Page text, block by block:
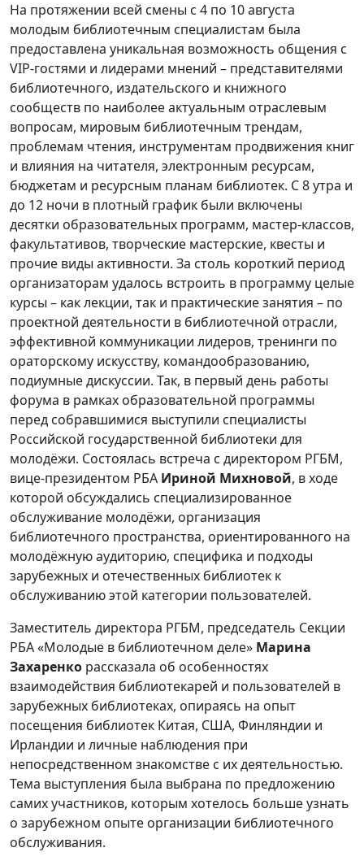
На протяжении всей смены с 4 по 10 августа
молодым библиотечным специалистам была
предоставлена уникальная возможность общения с
VIP-гостями и лидерами мнений – представителями
библиотечного, издательского и книжного
сообществ по наиболее актуальным отраслевым
вопросам, мировым библиотечным трендам,
проблемам чтения, инструментам продвижения книг
и влияния на читателя, электронным ресурсам,
бюджетам и ресурсным планам библиотек. С 8 утра и
до 12 ночи в плотный график были включены
десятки образовательных программ, мастер-классов,
факультативов, творческие мастерские, квесты и
прочие виды активности. За столь короткий период
организаторам удалось встроить в программу целые
курсы – как лекции, так и практические занятия – по
проектной деятельности в библиотечной отрасли,
эффективной коммуникации лидеров, тренинги по
ораторскому искусству, командообразованию,
подиумные дискуссии. Так, в первый день работы
форума в рамках образовательной программы
перед собравшимися выступили специалисты
Российской государственной библиотеки для
молодёжи. Состоялась встреча с директором РГБМ,
вице-президентом РБА Ириной Михновой, в ходе
которой обсуждались специализированное
обслуживание молодёжи, организация
библиотечного пространства, ориентированного на
молодёжную аудиторию, специфика и подходы
зарубежных и отечественных библиотек к
обслуживанию этой категории пользователей.
Заместитель директора РГБМ, председатель Секции
РБА «Молодые в библиотечном деле» Марина
Захаренко рассказала об особенностях
взаимодействия библиотекарей и пользователей в
зарубежных библиотеках, опираясь на опыт
посещения библиотек Китая, США, Финляндии и
Ирландии и личные наблюдения при
непосредственном знакомстве с их деятельностью.
Тема выступления была выбрана по предложению
самих участников, которым хотелось больше узнать
о зарубежном опыте организации библиотечного
обслуживания.